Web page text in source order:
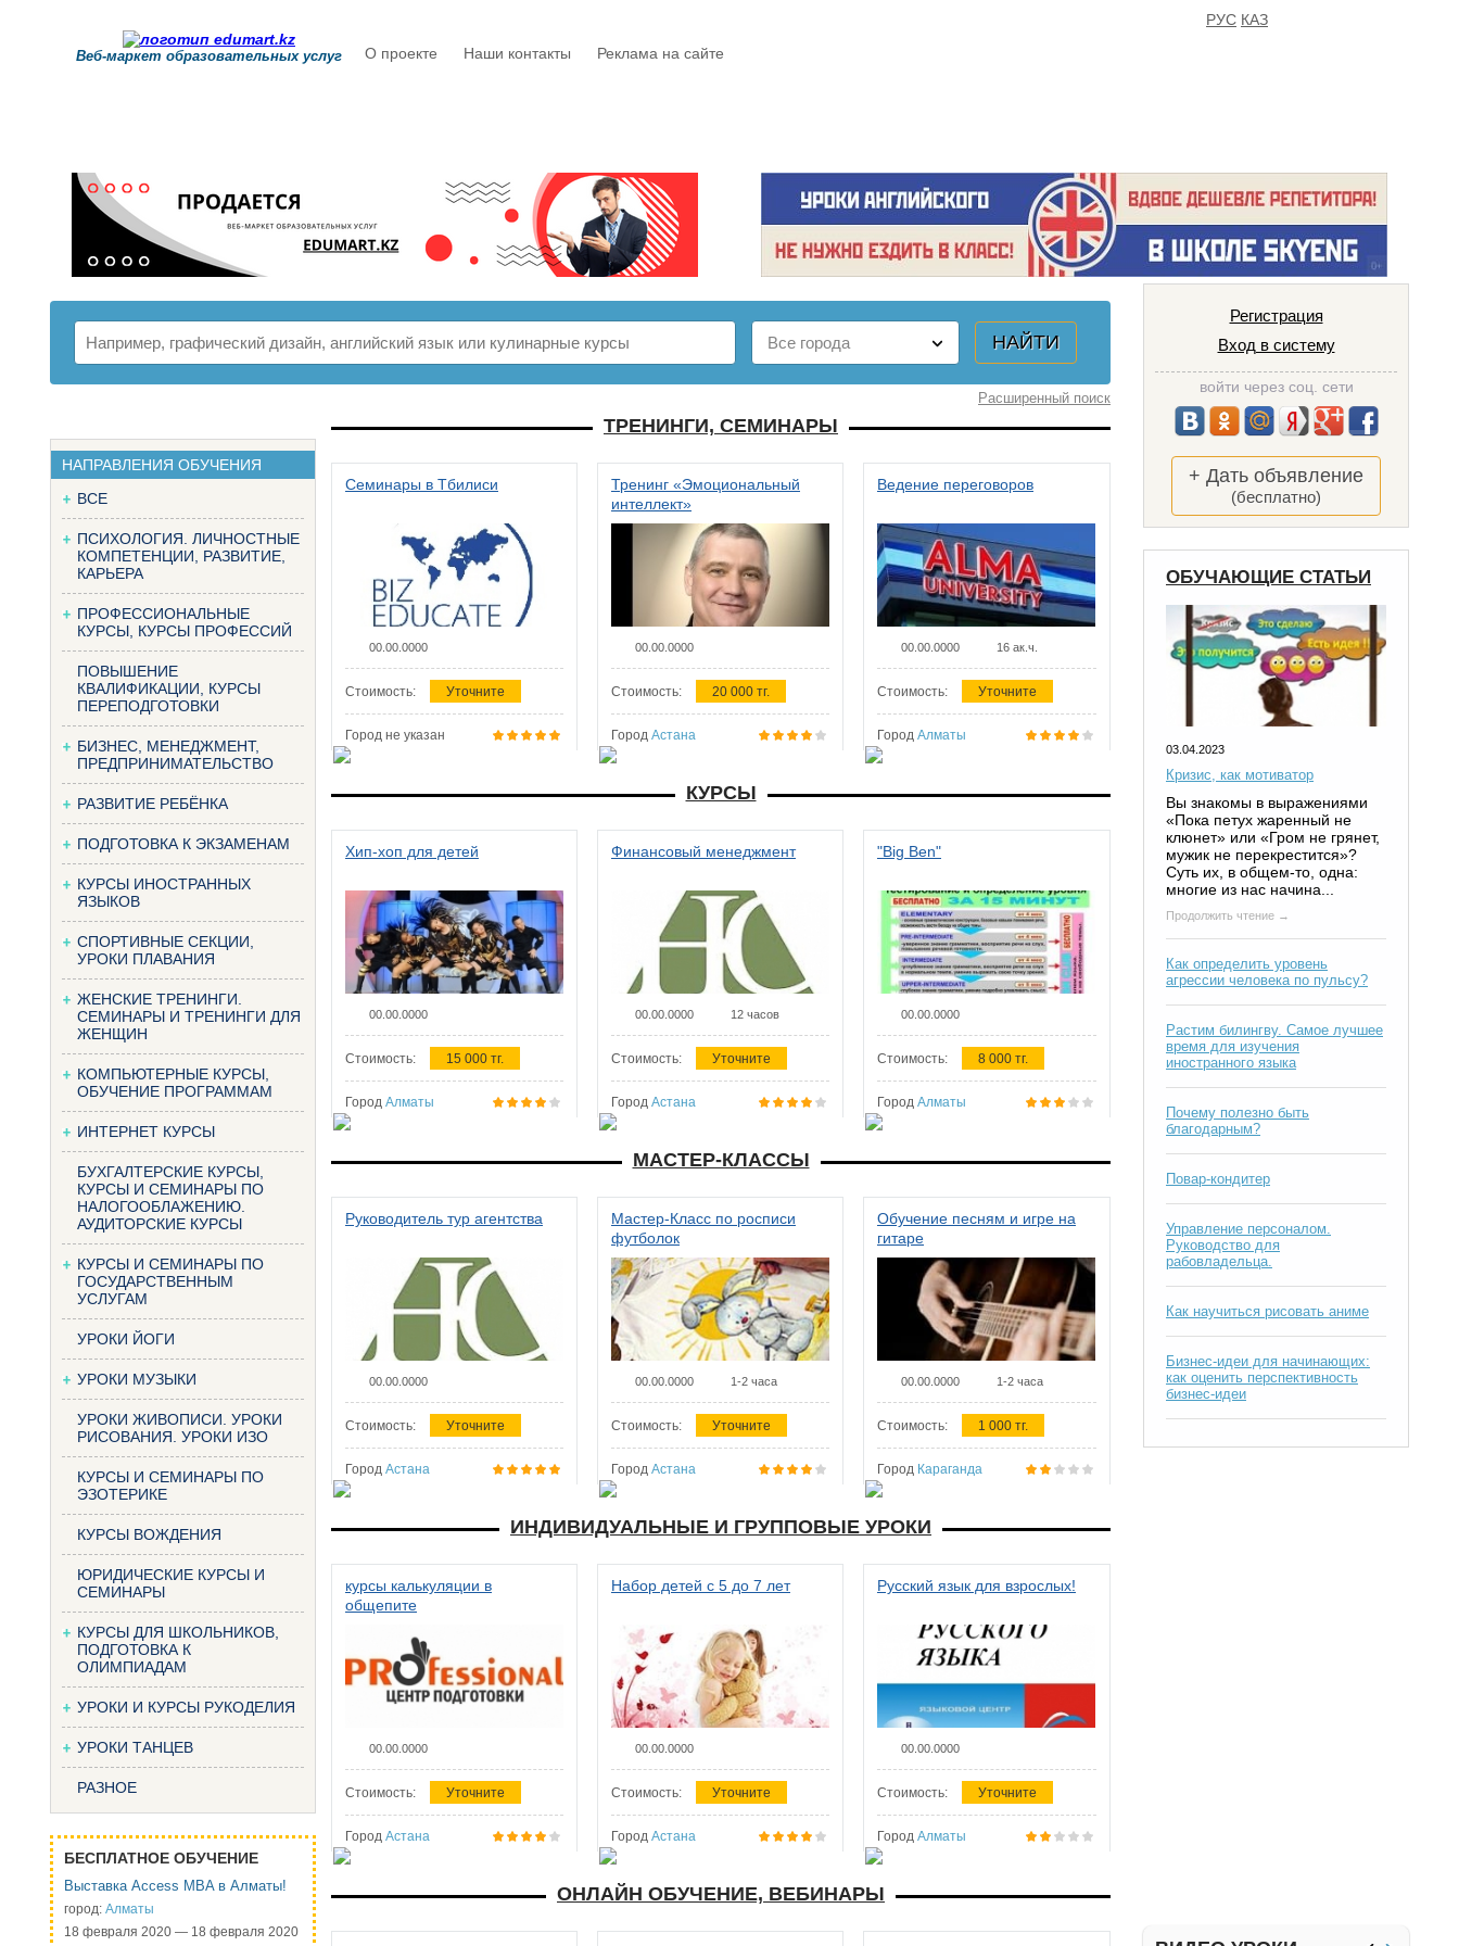
Веб-маркет образовательных услуг О проекте Наши контакты Реклама на сайте
РУС КАЗ
Расширенный поиск
НАПРАВЛЕНИЯ ОБУЧЕНИЯ
ВСЕ
ПСИХОЛОГИЯ. ЛИЧНОСТНЫЕ
КОМПЕТЕНЦИИ, РАЗВИТИЕ,
КАРЬЕРА
ПРОФЕССИОНАЛЬНЫЕ
КУРСЫ, КУРСЫ ПРОФЕССИЙ
ПОВЫШЕНИЕ
КВАЛИФИКАЦИИ, КУРСЫ
ПЕРЕПОДГОТОВКИ
БИЗНЕС, МЕНЕДЖМЕНТ,
ПРЕДПРИНИМАТЕЛЬСТВО
РАЗВИТИЕ РЕБЁНКА
ПОДГОТОВКА К ЭКЗАМЕНАМ
КУРСЫ ИНОСТРАННЫХ
ЯЗЫКОВ
СПОРТИВНЫЕ СЕКЦИИ,
УРОКИ ПЛАВАНИЯ
ЖЕНСКИЕ ТРЕНИНГИ.
СЕМИНАРЫ И ТРЕНИНГИ ДЛЯ
ЖЕНЩИН
КОМПЬЮТЕРНЫЕ КУРСЫ,
ОБУЧЕНИЕ ПРОГРАММАМ
ИНТЕРНЕТ КУРСЫ
БУХГАЛТЕРСКИЕ КУРСЫ,
КУРСЫ И СЕМИНАРЫ ПО
НАЛОГООБЛАЖЕНИЮ.
АУДИТОРСКИЕ КУРСЫ
КУРСЫ И СЕМИНАРЫ ПО
ГОСУДАРСТВЕННЫМ
УСЛУГАМ
УРОКИ ЙОГИ
УРОКИ МУЗЫКИ
УРОКИ ЖИВОПИСИ. УРОКИ
РИСОВАНИЯ. УРОКИ ИЗО
КУРСЫ И СЕМИНАРЫ ПО
ЭЗОТЕРИКЕ
КУРСЫ ВОЖДЕНИЯ
ЮРИДИЧЕСКИЕ КУРСЫ И
СЕМИНАРЫ
КУРСЫ ДЛЯ ШКОЛЬНИКОВ,
ПОДГОТОВКА К
ОЛИМПИАДАМ
УРОКИ И КУРСЫ РУКОДЕЛИЯ
УРОКИ ТАНЦЕВ
РАЗНОЕ
БЕСПЛАТНОЕ ОБУЧЕНИЕ
Выставка Access MBA в Алматы!
город: Алматы
18 февраля 2020 — 18 февраля 2020
ТРЕНИНГИ, СЕМИНАРЫ
Семинары в Тбилиси
00.00.0000
Стоимость: Уточните
Город не указан
Тренинг «Эмоциональный
интеллект»
00.00.0000
Стоимость: 20 000 тг.
Город Астана
Ведение переговоров
00.00.0000 16 ак.ч.
Стоимость: Уточните
Город Алматы
КУРСЫ
Хип-хоп для детей
00.00.0000
Стоимость: 15 000 тг.
Город Алматы
Финансовый менеджмент
00.00.0000 12 часов
Стоимость: Уточните
Город Астана
"Big Ben"
00.00.0000
Стоимость: 8 000 тг.
Город Алматы
МАСТЕР-КЛАССЫ
Руководитель тур агентства
00.00.0000
Стоимость: Уточните
Город Астана
Мастер-Класс по росписи
футболок
00.00.0000 1-2 часа
Стоимость: Уточните
Город Астана
Обучение песням и игре на
гитаре
00.00.0000 1-2 часа
Стоимость: 1 000 тг.
Город Караганда
ИНДИВИДУАЛЬНЫЕ И ГРУППОВЫЕ УРОКИ
курсы калькуляции в
общепите
00.00.0000
Стоимость: Уточните
Город Астана
Набор детей с 5 до 7 лет
00.00.0000
Стоимость: Уточните
Город Астана
Русский язык для взрослых!
00.00.0000
Стоимость: Уточните
Город Алматы
ОНЛАЙН ОБУЧЕНИЕ, ВЕБИНАРЫ
Регистрация
Вход в систему
войти через соц. сети
+ Дать объявление
(бесплатно)
ОБУЧАЮЩИЕ СТАТЬИ
03.04.2023
Кризис, как мотиватор
Вы знакомы в выражениями
«Пока петух жаренный не
клюнет» или «Гром не грянет,
мужик не перекрестится»?
Суть их, в общем-то, одна:
многие из нас начина...
Продолжить чтение →
Как определить уровень
агрессии человека по пульсу?
Растим билингву. Самое лучшее
время для изучения
иностранного языка
Почему полезно быть
благодарным?
Повар-кондитер
Управление персоналом.
Руководство для
рабовладельца.
Как научиться рисовать аниме
Бизнес-идеи для начинающих:
как оценить перспективность
бизнес-идеи